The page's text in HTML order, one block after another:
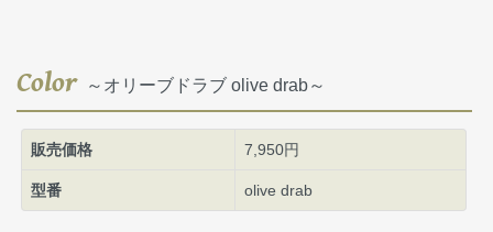
Color～オリーブドラブ olive drab～
販売価格 7,950円
型番 olive drab